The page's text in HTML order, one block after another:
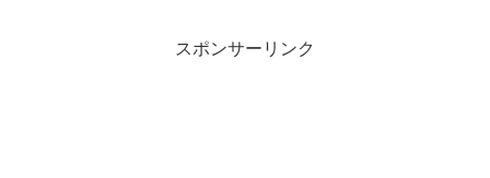
スポンサーリンク